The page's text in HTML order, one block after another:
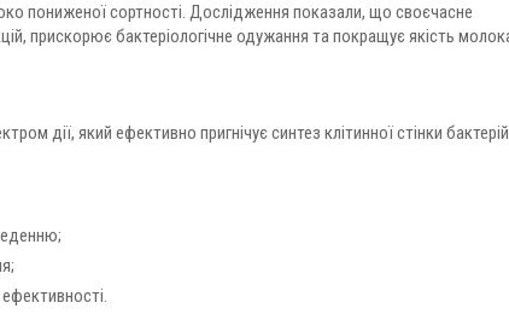
пониженої сортності. Дослідження показали, що своєчасне
прискорює бактеріологічне одужання та покращує якість
дії, який ефективно пригнічує синтез клітинної стінки